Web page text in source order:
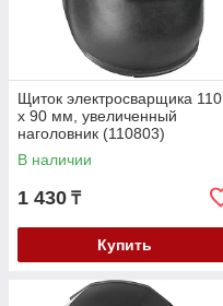
Щиток электросварщика 110
х 90 мм, увеличенный
наголовник (110803)
В наличии
1 430 ₸
Купить